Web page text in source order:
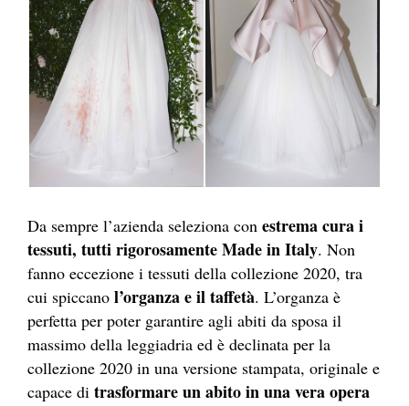
Da sempre l’azienda seleziona con estrema cura i
tessuti, tutti rigorosamente Made in Italy. Non
fanno eccezione i tessuti della collezione 2020, tra
cui spiccano l’organza e il taffetà. L’organza è
perfetta per poter garantire agli abiti da sposa il
massimo della leggiadria ed è declinata per la
collezione 2020 in una versione stampata, originale e
capace di trasformare un abito in una vera opera